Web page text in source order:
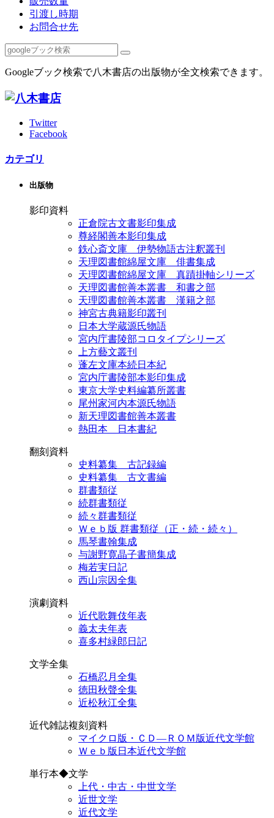
引渡し時期
お問合せ先
Googleブック検索で八木書店の出版物が全文検索できます。
Twitter
Facebook
カテゴリ
出版物
影印資料
正倉院古文書影印集成
尊経閣善本影印集成
鉄心斎文庫 伊勢物語古注釈叢刊
天理図書館綿屋文庫 俳書集成
天理図書館綿屋文庫 真蹟掛軸シリーズ
天理図書館善本叢書 和書之部
天理図書館善本叢書 漢籍之部
神宮古典籍影印叢刊
日本大学蔵源氏物語
宮内庁書陵部コロタイプシリーズ
上方藝文叢刊
蓬左文庫本続日本紀
宮内庁書陵部本影印集成
東京大学史料編纂所叢書
尾州家河内本源氏物語
新天理図書館善本叢書
熱田本 日本書紀
翻刻資料
史料纂集 古記録編
史料纂集 古文書編
群書類従
続群書類従
続々群書類従
Ｗｅｂ版 群書類従（正・続・続々）
馬琴書翰集成
与謝野寛晶子書簡集成
梅若実日記
西山宗因全集
演劇資料
近代歌舞伎年表
義太夫年表
喜多村緑郎日記
文学全集
石橋忍月全集
徳田秋聲全集
近松秋江全集
近代雑誌複刻資料
マイクロ版・ＣＤ―ＲＯＭ版近代文学館
Ｗｅｂ版日本近代文学館
単行本◆文学
上代・中古・中世文学
近世文学
近代文学